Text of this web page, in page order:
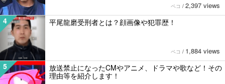
ペコ / 2,397 views
4 平尾龍磨受刑者とは？顔画像や犯罪歴！
ペコ / 1,884 views
5
放送禁止になったCMやアニメ、ドラマや歌など！その
理由等を紹介します！